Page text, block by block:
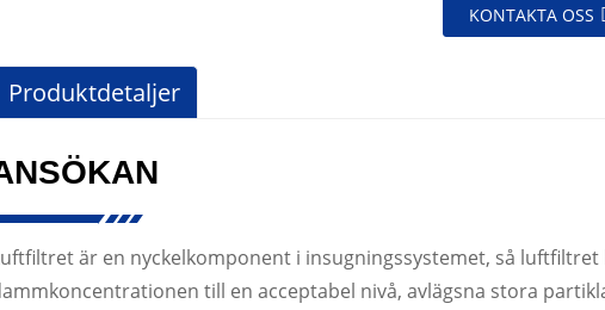
KONTAKTA OSS
Produktdetaljer
är en nyckelkomponent i insugningssystemet, så luftfiltret
till en acceptabel nivå, avlägsna stora